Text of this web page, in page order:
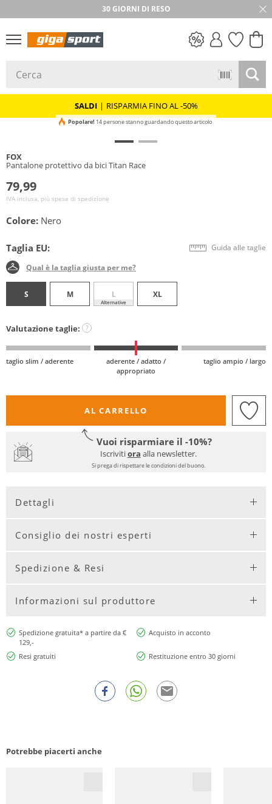
30 GIORNI DI RESO
SALDI | RISPARMIA FINO AL -50%
Popolare! 14 persone stanno guardando questo articolo
FOX
Pantalone protettivo da bici Titan Race
79,99
IVA inclusa, più spese di spedizione
Colore: Nero
Taglia EU: Guida alle taglie
Qual è la taglia giusta per me?
S M L
Alternative
XL
Valutazione taglie: ?
taglio slim / aderente
aderente / adatto /
appropriato
taglio ampio / largo
AL CARRELLO
Vuoi risparmiare il -10%?
Iscrivitiora alla newsletter.
Si prega di rispettare le condizioni del buono.
Dettagli
Consiglio dei nostri esperti
Spedizione & Resi
Informazioni sul produttore
Spedizione gratuita* a partire da €
129,-
Acquisto in acconto
Resi gratuiti Restituzione entro 30 giorni
Potrebbe piacerti anche